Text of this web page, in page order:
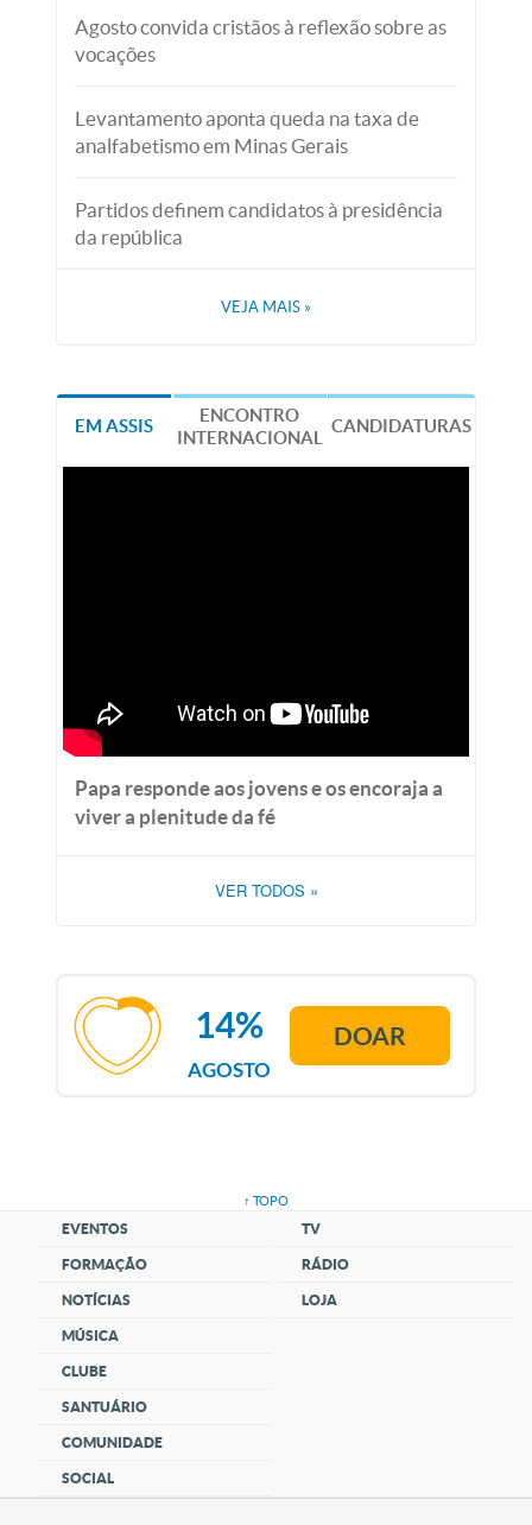
Agosto convida cristãos à reflexão sobre as
vocações
Levantamento aponta queda na taxa de
analfabetismo em Minas Gerais
Partidos definem candidatos à presidência
da república
VEJA MAIS »
EM ASSIS
ENCONTRO
INTERNACIONAL
CANDIDATURAS
Papa responde aos jovens e os encoraja a
viver a plenitude da fé
VER TODOS »
AGOSTO
14% DOAR
↑ TOPO
EVENTOS
FORMAÇÃO
NOTÍCIAS
MÚSICA
CLUBE
SANTUÁRIO
COMUNIDADE
SOCIAL
TV
RÁDIO
LOJA